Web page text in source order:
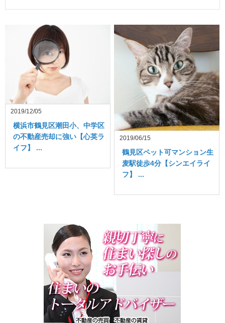
2019/12/05
横浜市鶴見区潮田小、中学区
の不動産売却に強い【心英ラ
イフ】 ...
2019/06/15
鶴見区ペット可マンション生
麦駅徒歩4分【シンエイライ
フ】 ...